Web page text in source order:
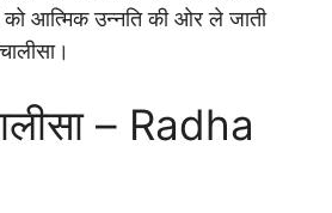
को आत्मिक उन्नति की ओर ले जाती
– Radha